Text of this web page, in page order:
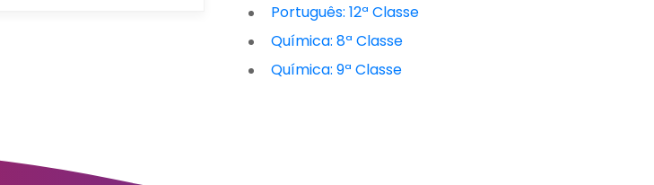
Português: 12ª Classe
Química: 8ª Classe
Química: 9ª Classe